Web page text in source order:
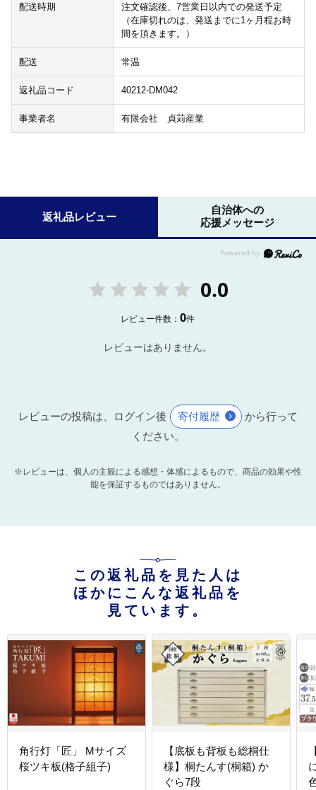
配送時期
注文確認後、7営業日以内での発送予定
（在庫切れのは、発送までに1ヶ月程お時
間を頂きます。）
配送 常温
返礼品コード 40212-DM042
事業者名 有限会社 貞苅産業
返礼品レビュー
自治体への
応援メッセージ
0.0
レビュー件数：0件
レビューはありません。
レビューの投稿は、ログイン後 寄付履歴
から行って
ください。
※レビューは、個人の主観による感想・体感によるもので、商品の効果や性
能を保証するものではありません。
この返礼品を見た人は
ほかにこんな返礼品を
見ています。
角行灯「匠」 Mサイズ
桜ツキ板(格子組子)
【底板も背板も総桐仕
様】桐たんす(桐箱) か
ぐら7段